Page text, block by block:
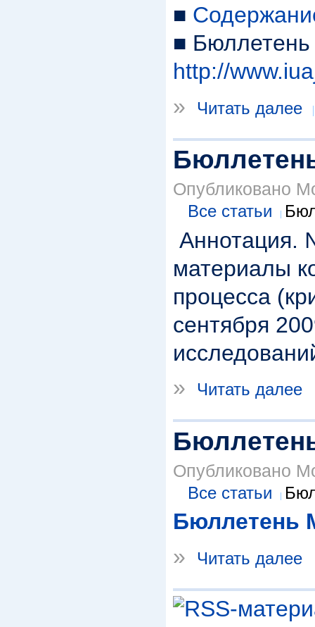
■
■
http://
»
Читать далее
Опубликовано
Все статьи
Аннотация.
материалы
процесса
сентября
»
Читать далее
Опубликовано
Все статьи
Бюллетень
»
Читать далее